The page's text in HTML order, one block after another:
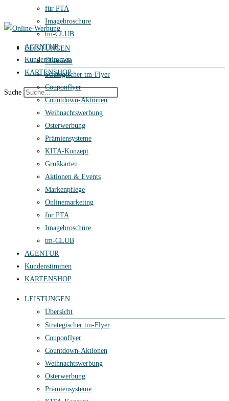
für PTA
Imagebroschüre
tm-CLUB
AGENTUR
Kundenstimmen
KARTENSHOP
Suche
LEISTUNGEN
Übersicht
Strategischer tm-Flyer
Couponflyer
Countdown-Aktionen
Weihnachtswerbung
Osterwerbung
Prämiensysteme
KITA-Konzept
Grußkarten
Aktionen & Events
Markenpflege
Onlinemarketing
für PTA
Imagebroschüre
tm-CLUB
AGENTUR
Kundenstimmen
KARTENSHOP
LEISTUNGEN
Übersicht
Strategischer tm-Flyer
Couponflyer
Countdown-Aktionen
Weihnachtswerbung
Osterwerbung
Prämiensysteme